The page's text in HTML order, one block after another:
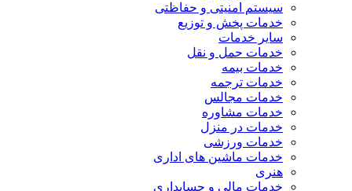
سیستم امنیتی و حفاظتی
خدمات پخش و توزیع
سایر خدمات
خدمات حمل و نقل
خدمات بیمه
خدمات ترجمه
خدمات مجالس
خدمات مشاوره
خدمات در منزل
خدمات ورزشی
خدمات ماشین های اداری
هنری
خدمات مالی و حسابداری